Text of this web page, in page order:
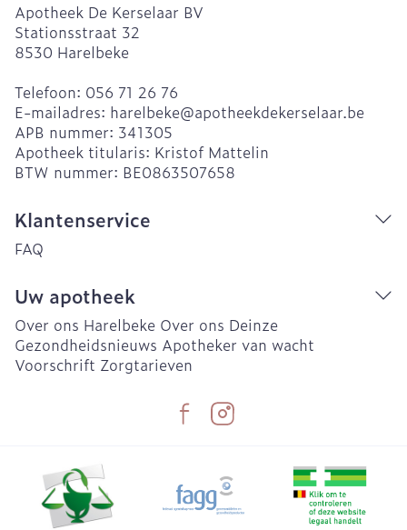
Apotheek De Kerselaar BV
Stationsstraat 32
8530 Harelbeke
Telefoon: 056 71 26 76
E-mailadres: harelbeke@apotheekdekerselaar.be
APB nummer: 341305
Apotheek titularis: Kristof Mattelin
BTW nummer: BE0863507658
Klantenservice
FAQ
Uw apotheek
Over ons Harelbeke Over ons Deinze
Gezondheidsnieuws Apotheker van wacht
Voorschrift Zorgtarieven